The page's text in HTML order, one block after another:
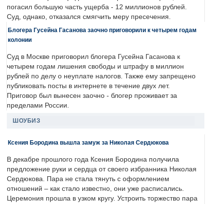
погасил большую часть ущерба - 12 миллионов рублей.
Суд, однако, отказался смягчить меру пресечения.
Блогера Гусейна Гасанова заочно приговорили к четырем годам
колонии
Суд в Москве приговорил блогера Гусейна Гасанова к
четырем годам лишения свободы и штрафу в миллион
рублей по делу о неуплате налогов. Также ему запрещено
публиковать посты в интернете в течение двух лет.
Приговор был вынесен заочно - блогер проживает за
пределами России.
ШОУБИЗ
Ксения Бородина вышла замуж за Николая Сердюкова
В декабре прошлого года Ксения Бородина получила
предложение руки и сердца от своего избранника Николая
Сердюкова. Пара не стала тянуть с оформлением
отношений – как стало известно, они уже расписались.
Церемония прошла в узком кругу. Устроить торжество пара